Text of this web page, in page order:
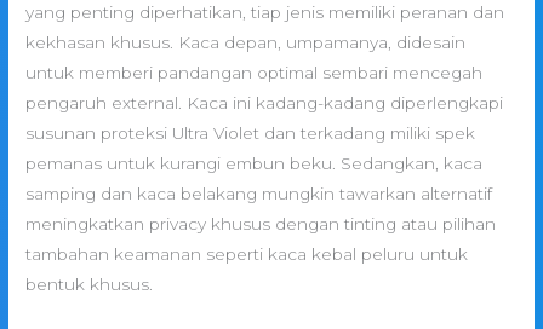
yang penting diperhatikan, tiap jenis memiliki peranan dan
kekhasan khusus. Kaca depan, umpamanya, didesain
untuk memberi pandangan optimal sembari mencegah
pengaruh external. Kaca ini kadang-kadang diperlengkapi
susunan proteksi Ultra Violet dan terkadang miliki spek
pemanas untuk kurangi embun beku. Sedangkan, kaca
samping dan kaca belakang mungkin tawarkan alternatif
meningkatkan privacy khusus dengan tinting atau pilihan
tambahan keamanan seperti kaca kebal peluru untuk
bentuk khusus.